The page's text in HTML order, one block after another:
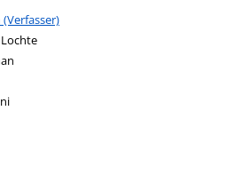
Verfasser
Systematik
diesem Interessenskreis